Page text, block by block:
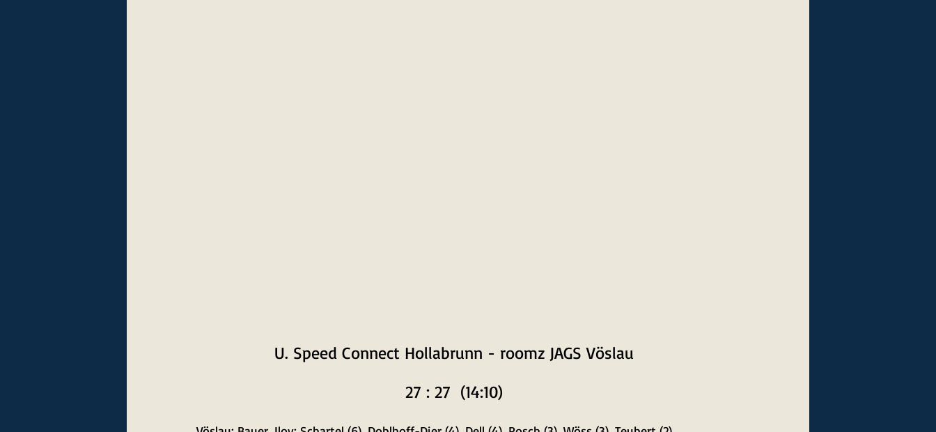
U. Speed Connect Hollabrunn - roomz JAGS Vöslau
27 : 27  (14:10)